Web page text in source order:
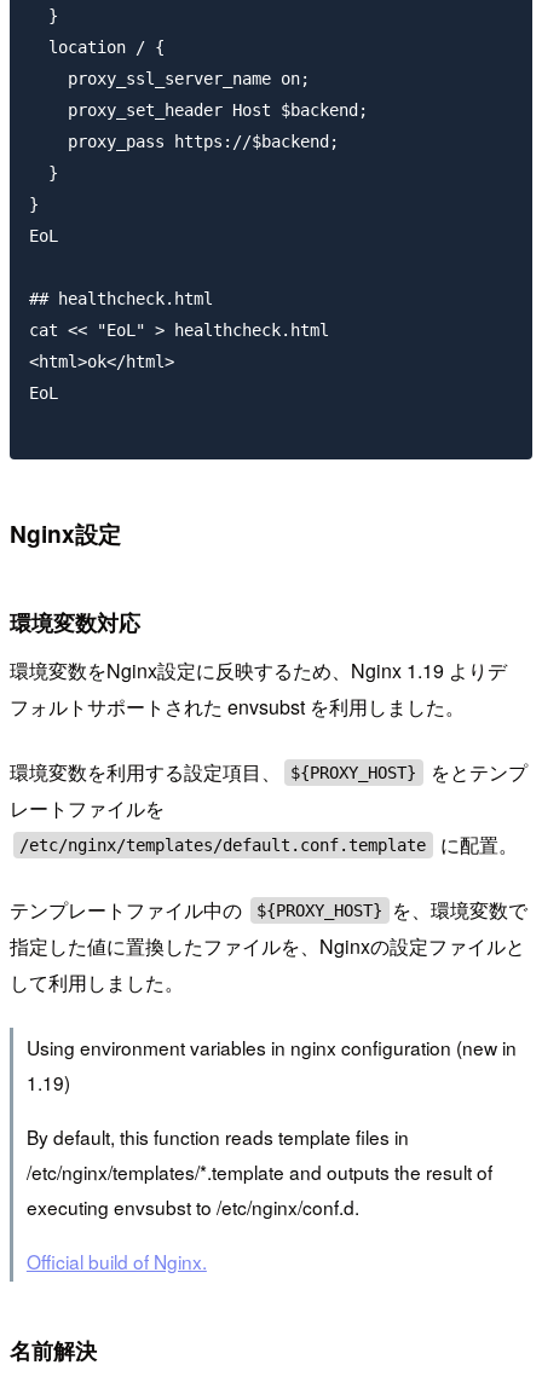
  }
  location / {
    proxy_ssl_server_name on;
    proxy_set_header Host $backend;
    proxy_pass https://$backend;
  }
}
EoL
## healthcheck.html
cat << "EoL" > healthcheck.html
<html>ok</html>
EoL
Nginx設定
環境変数対応
環境変数をNginx設定に反映するため、Nginx 1.19 よりデ
フォルトサポートされた envsubst を利用しました。
環境変数を利用する設定項目、 ${PROXY_HOST}
をとテンプ
レートファイルを
/etc/nginx/templates/default.conf.template に配置。
テンプレートファイル中の ${PROXY_HOST}
を、環境変数で
指定した値に置換したファイルを、Nginxの設定ファイルと
して利用しました。
Using environment variables in nginx configuration (new in
1.19)
By default, this function reads template files in
/etc/nginx/templates/*.template and outputs the result of
executing envsubst to /etc/nginx/conf.d.
Official build of Nginx.
名前解決